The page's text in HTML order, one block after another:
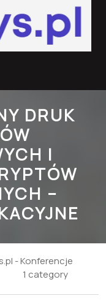
DRUK
I
–
- Konferencje
1 category